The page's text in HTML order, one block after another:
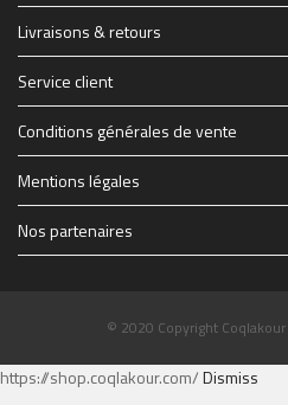
THE-FINAL-Flyer-
Livraisons & retours
Service client
Conditions générales de vente
Mentions légales
Nos partenaires
© 2020 Copyright
https://shop.coqlakour.com/Dismiss